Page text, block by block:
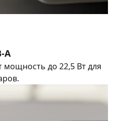
A
мощность до 22,5 Вт для